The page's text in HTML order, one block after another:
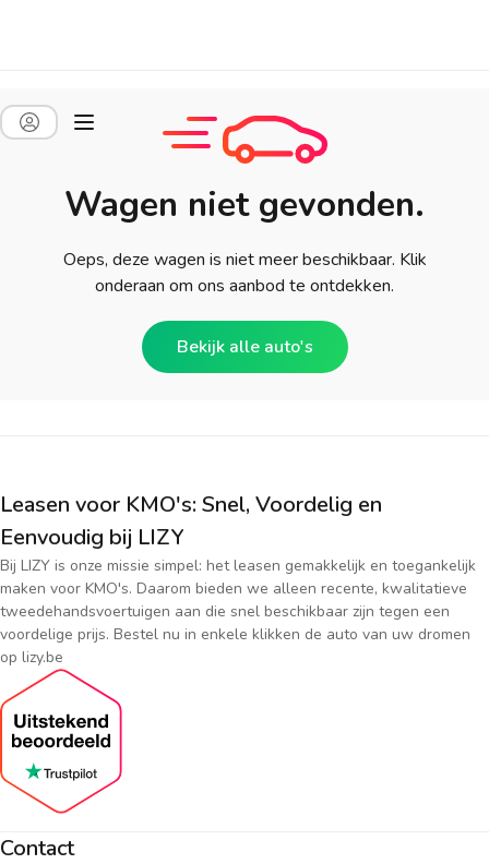
Wagen niet gevonden.
Oeps, deze wagen is niet meer beschikbaar. Klik
onderaan om ons aanbod te ontdekken.
Bekijk alle auto's
Leasen voor KMO's: Snel, Voordelig en
Eenvoudig bij LIZY
Bij LIZY is onze missie simpel: het leasen gemakkelijk en toegankelijk
maken voor KMO's. Daarom bieden we alleen recente, kwalitatieve
tweedehandsvoertuigen aan die snel beschikbaar zijn tegen een
voordelige prijs. Bestel nu in enkele klikken de auto van uw dromen
op lizy.be
Contact